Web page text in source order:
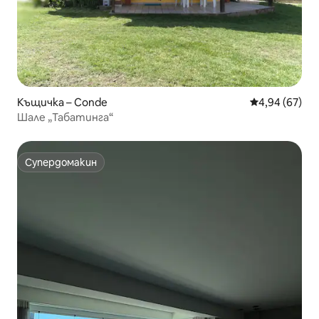
Къщичка – Conde Средна
4,94 (67)
Шале „Табатинга“
Супердомакин
Супердомакин